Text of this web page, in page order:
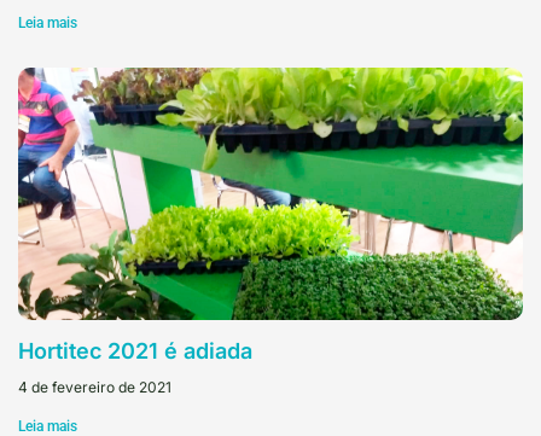
Leia mais
Hortitec 2021 é adiada
4 de fevereiro de 2021
Leia mais